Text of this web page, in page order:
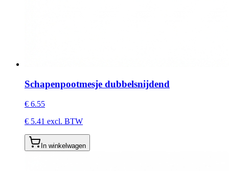
Schapenpootmesje dubbelsnijdend
€ 6.55
€ 5.41 excl. BTW
In winkelwagen